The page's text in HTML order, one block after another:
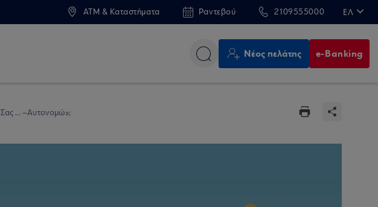
ATM & Καταστήματα Ραντεβού 2109555000 ΕΛ
Νέος πελάτης e-Banking
Σας ... –Αυτονομώ»;